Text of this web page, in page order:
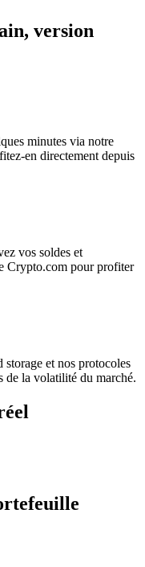
version
minutes via notre
en directement depuis
vos soldes et
Crypto.com pour profiter
et nos protocoles
de la volatilité du marché.